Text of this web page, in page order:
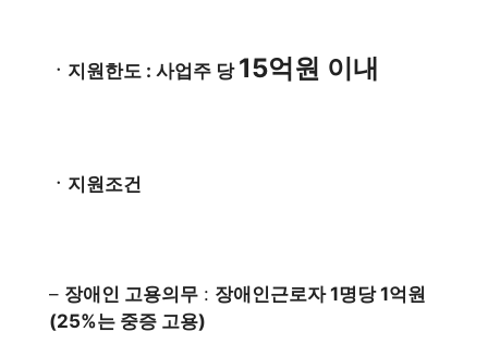
ㆍ지원한도 : 사업주 당 15억원 이내
ㆍ지원조건
– 장애인 고용의무 : 장애인근로자 1명당 1억원
(25%는 중증 고용)